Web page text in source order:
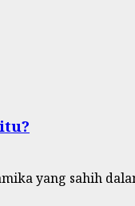
yang sahih